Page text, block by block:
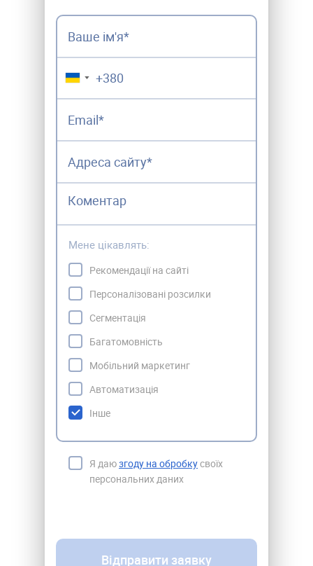
▼
Мене цікавлять:
Рекомендації на сайті
Персоналізовані розсилки
Сегментація
Багатомовність
Мобільний маркетинг
Автоматизація
Інше
Я даюзгоду на обробкусвоїх
персональних даних
Відправити заявку